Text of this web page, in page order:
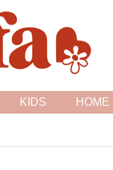
STORE
KIDS HOME